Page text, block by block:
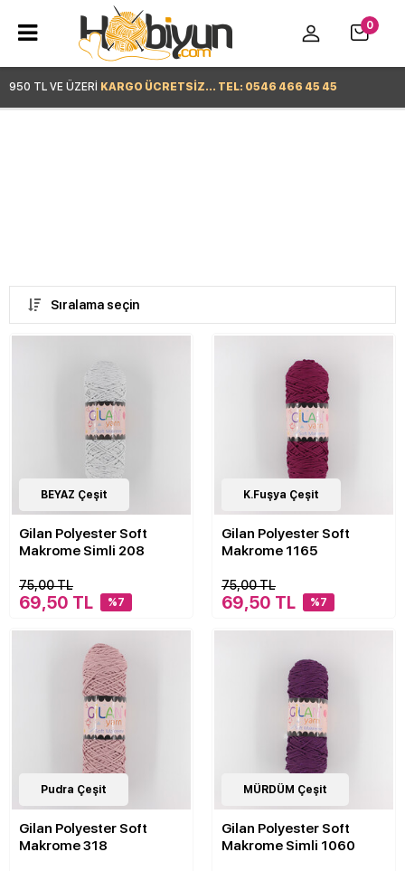
950 TL VE ÜZERİ KARGO ÜCRETSİZ... TEL: 0546 466 45 45
0
Sıralama seçin
4Çeşit
BEYAZ Çeşit
Gilan Polyester Soft
Makrome Simli 208
75,00 TL
69,50 TL %7
30Çeşit
K.Fuşya Çeşit
Gilan Polyester Soft
Makrome 1165
75,00 TL
69,50 TL %7
30Çeşit
Pudra Çeşit
Gilan Polyester Soft
Makrome 318
4Çeşit
MÜRDÜM Çeşit
Gilan Polyester Soft
Makrome Simli 1060